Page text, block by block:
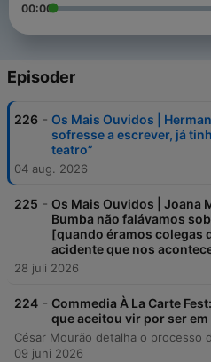
00:00
Episoder
226 - Os Mais Ouvidos |
sofresse a escrever, já
teatro”
04 aug. 2026
225 - Os Mais Ouvidos | Joana
Bumba não falávamos
[quando éramos colegas
acidente que nos
28 juli 2026
224 - Commedia À La Carte
que aceitou vir por ser em
09 juni 2026